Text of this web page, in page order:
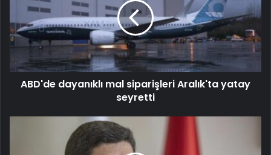
ABD'de dayanıklı mal siparişleri Aralık'ta yatay
seyretti